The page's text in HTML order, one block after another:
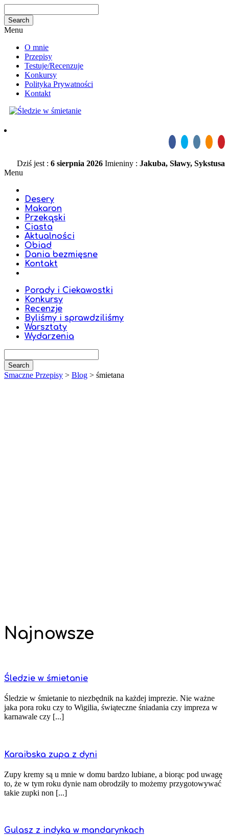
Menu
O mnie
Przepisy
Testuje/Recenzuje
Konkursy
Polityka Prywatności
Kontakt
Dziś jest : 6 sierpnia 2026 Imieniny : Jakuba, Sławy, Sykstusa
Menu
Desery
Makaron
Przekąski
Ciasta
Aktualności
Obiad
Dania bezmięsne
Kontakt
Porady i Ciekawostki
Konkursy
Recenzje
Byliśmy i sprawdziliśmy
Warsztaty
Wydarzenia
Smaczne Przepisy > Blog > śmietana
Najnowsze
Śledzie w śmietanie
Śledzie w śmietanie to niezbędnik na każdej imprezie. Nie ważne
jaka pora roku czy to Wigilia, świąteczne śniadania czy impreza w
karnawale czy [...]
Karaibska zupa z dyni
Zupy kremy są u mnie w domu bardzo lubiane, a biorąc pod uwagę
to, że w tym roku dynie nam obrodziły to możemy przygotowywać
takie zupki non [...]
Gulasz z indyka w mandarynkach